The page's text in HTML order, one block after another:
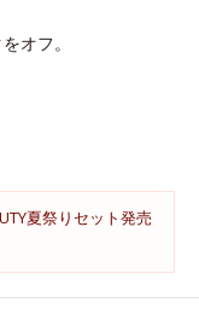
オフ。
夏祭りセット発売